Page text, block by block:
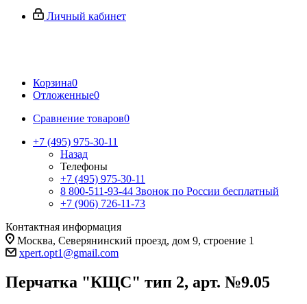
Личный кабинет
Корзина0
Отложенные0
Сравнение товаров0
+7 (495) 975-30-11
Назад
Телефоны
+7 (495) 975-30-11
8 800-511-93-44 Звонок по России бесплатный
+7 (906) 726-11-73
Контактная информация
Москва, Северянинский проезд, дом 9, строение 1
xpert.opt1@gmail.com
Перчатка "КЩС" тип 2, арт. №9.05